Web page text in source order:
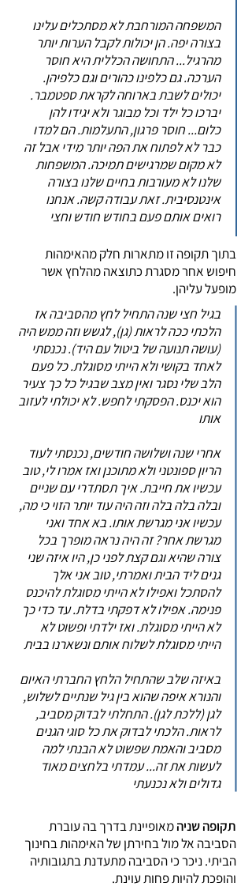
המשפחה המורחבת לא מסתכלים עלינו
בצורה יפה. הן יכולות לקבל הערות יותר
מהרגיל... התחושה הכללית היא חוסר
הערכה. גם כלפינו כהורים וגם כלפיהן.
יכולים לשבת בארוחה לקראת ספטמבר.
יברכו כל ילד וכל מבוגר ולא יגידו להן
כלום... חוסר פרגון, התעלמות. הם למדו
כבר לא לפתוח את הפה יותר מידי אבל זה
לא מקום שמרגישים תמיכה. המשפחות
שלנו לא מעורבות בחיים שלנו בצורה
אינטנסיבית. זאת עבודה קשה. אנחנו
רואים אותם פעם בחודש חודש וחצי
בתוך תקופה זו מתארות חלק מהאימהות
חיפוש אחר מסגרת כתוצאה מהלחץ אשר
מופעל עליהן.
בגיל חצי שנה התחיל לחץ מהסביבה אז
הלכתי ככה לראות (גן), לגשש וזה ממש היה
(עושה תנועה של ביטול עם היד). נכנסתי
לאחד בקושי ולא הייתי מסוגלת. כל פעם
הלב שלי נסגר ואין מצב שבגיל כל כך צעיר
הוא יכנס. הפסקתי לחפש. לא יכולתי לעזוב
אותו
אחרי שנה ושלושה חודשים, נכנסתי לעוד
הריון ספונטני ולא מתוכנן ואז אמרו לי, טוב
עכשיו את חייבת. איך תסתדרי עם שניים
ובלה בלה בלה וזה היה עוד יותר הזוי כי מה,
עכשיו אני מגרשת אותו. בא אחד ואני
מגרשת אחר? זה היה נראה מופרך בכל
צורה שהיא וגם קצת לפני כן, היו איזה שני
גנים ליד הבית ואמרתי, טוב אני אלך
להסתכל ואפילו לא הייתי מסוגלת להיכנס
פנימה. אפילו לא דפקתי בדלת. עד כדי כך
לא הייתי מסוגלת. ואז ילדתי ופשוט לא
הייתי מסוגלת לשלוח אותם ונשארנו בבית
באיזה שלב שהתחיל הלחץ החברתי האיום
והנורא איפה שהוא בין גיל שנתיים לשלוש,
לגן (ללכת לגן). התחלתי לבדוק מסביב,
לראות. הלכתי לבדוק את כל סוגי הגנים
מסביב והאמת שפשוט לא הבנתי למה
לעשות את זה... עמדתי בלחצים מאוד
גדולים ולא נכנעתי
תקופה שניהמאופיינת בדרך בה עוברת
הסביבה אל מול בחירתן של האימהות בחינוך
הביתי. ניכר כי הסביבה מתעדנת בתגובותיה
והופכת להיות פחות עוינת.